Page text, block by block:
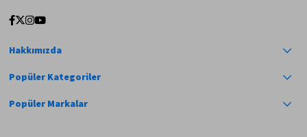
Hakkımızda
Popüler Kategoriler
Popüler Markalar